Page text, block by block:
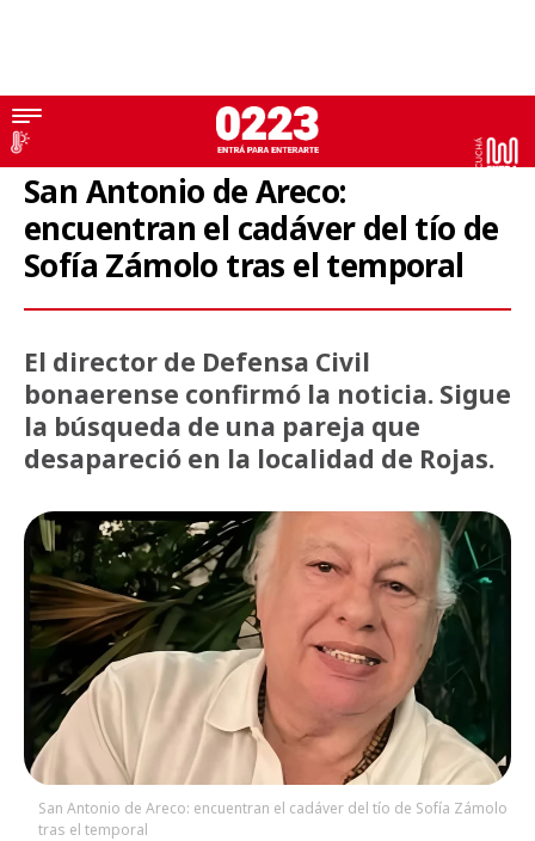
San Antonio de Areco
San Antonio de Areco:
encuentran el cadáver del tío de
Sofía Zámolo tras el temporal
El director de Defensa Civil
bonaerense confirmó la noticia. Sigue
la búsqueda de una pareja que
desapareció en la localidad de Rojas.
San Antonio de Areco: encuentran el cadáver del tío de Sofía Zámolo
tras el temporal